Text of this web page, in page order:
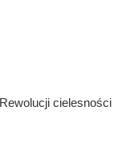
cielesności